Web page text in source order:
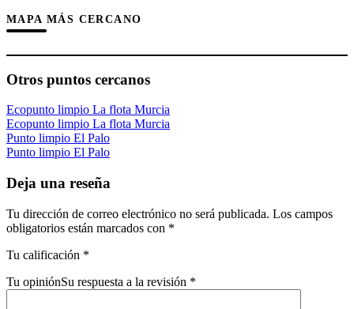
MAPA MÁS CERCANO
Otros puntos cercanos
Ecopunto limpio La flota Murcia
Ecopunto limpio La flota Murcia
Punto limpio El Palo
Punto limpio El Palo
Deja una reseña
Tu dirección de correo electrónico no será publicada. Los campos
obligatorios están marcados con *
Tu calificación *
Tu opiniónSu respuesta a la revisión *